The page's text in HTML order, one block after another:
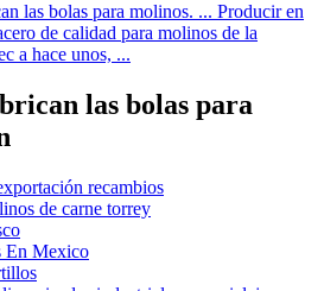
las bolas para molinos. ... Producir en
de calidad para molinos de la
a hace unos, ...
las bolas para
recambios
de carne torrey
En Mexico